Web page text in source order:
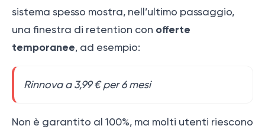
sistema spesso mostra, nell’ultimo passaggio,
una finestra di retention con offerte
temporanee, ad esempio:
Rinnova a 3,99 € per 6 mesi
Non è garantito al 100%, ma molti utenti riescono